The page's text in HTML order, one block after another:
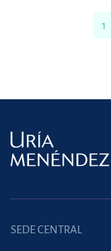
1
SEDE CENTRAL